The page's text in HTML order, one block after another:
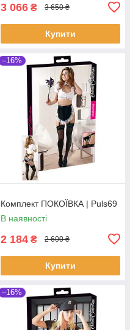
3 066 ₴ 3 650 ₴
Купити
–16%
Комплект ПОКОЇВКА | Puls69
В наявності
2 184 ₴ 2 600 ₴
Купити
–16%